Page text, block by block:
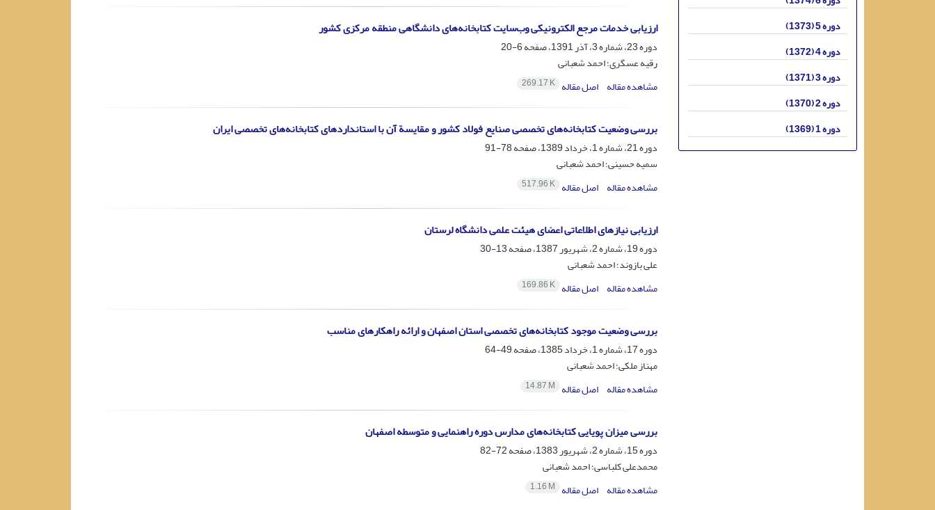
ارزیابی خدمات مرجع الکترونیکی وب‌سایت کتابخانه‌های دانشگاهی منطقه مرکزی کشور
دوره 23، شماره 3، آذر 1391، صفحه
6-20
رقیه عسگری؛ احمد شعبانی
مشاهده مقاله اصل مقاله 269.17 K
بررسی وضعیت کتابخانه‌های تخصصی صنایع فولاد کشور و مقایسة آن با استانداردهای کتابخانه‌های تخصصی ایران
دوره 21، شماره 1، خرداد 1389، صفحه
78-91
سمیه حسینی؛ احمد شعبانی
مشاهده مقاله اصل مقاله 517.96 K
ارزیابی نیازهای اطلاعاتی اعضای هیئت علمی دانشگاه لرستان
دوره 19، شماره 2، شهریور 1387، صفحه
13-30
علی بازوند؛ احمد شعبانی
مشاهده مقاله اصل مقاله 169.86 K
بررسی وضعیت موجود کتابخانه‌های تخصصی استان اصفهان و ارائه راهکارهای مناسب
دوره 17، شماره 1، خرداد 1385، صفحه
49-64
مهناز ملکی؛ احمد شعبانی
مشاهده مقاله اصل مقاله 14.87 M
بررسی میزان پویایی کتابخانه‌های مدارس دوره راهنمایی و متوسطه اصفهان
دوره 15، شماره 2، شهریور 1383، صفحه
72-82
محمدعلی کلباسی؛ احمد شعبانی
مشاهده مقاله اصل مقاله 1.16 M
دوره 5 (1373)
دوره 4 (1372)
دوره 3 (1371)
دوره 2 (1370)
دوره 1 (1369)